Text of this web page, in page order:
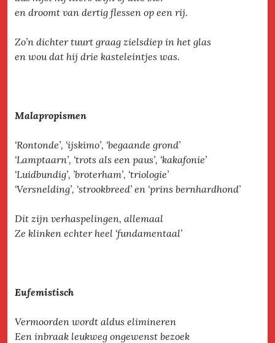
en droomt van dertig flessen op een rij.
Zo’n dichter tuurt graag zielsdiep in het glas
en wou dat hij drie kasteleintjes was.
Malapropismen
‘Rontonde’, ‘ijskimo’, ‘begaande grond’
‘Lamptaarn’, ‘trots als een paus’, ‘kakafonie’
‘Luidbundig’, ’broterham’, ‘triologie’
‘Versnelding’, ‘strookbreed’ en ‘prins bernhardhond’
Dit zijn verhaspelingen, allemaal
Ze klinken echter heel ‘fundamentaal’
Eufemistisch
Vermoorden wordt aldus elimineren
Een inbraak leukweg ongewenst bezoek